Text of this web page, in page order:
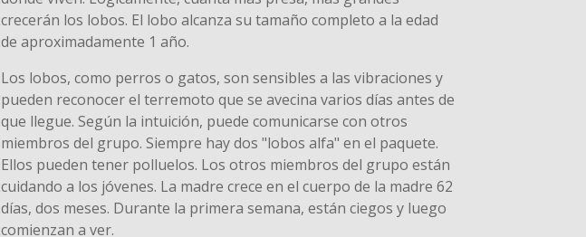
crecerán los lobos. El lobo alcanza su tamaño completo a la edad
de aproximadamente 1 año.
Los lobos, como perros o gatos, son sensibles a las vibraciones y
pueden reconocer el terremoto que se avecina varios días antes de
que llegue. Según la intuición, puede comunicarse con otros
miembros del grupo. Siempre hay dos "lobos alfa" en el paquete.
Ellos pueden tener polluelos. Los otros miembros del grupo están
cuidando a los jóvenes. La madre crece en el cuerpo de la madre 62
días, dos meses. Durante la primera semana, están ciegos y luego
comienzan a ver.